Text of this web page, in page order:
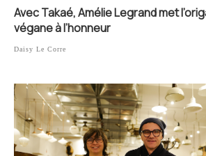
Avec Takaé, Amélie Legrand met
végane à l’honneur
Daisy Le Corre